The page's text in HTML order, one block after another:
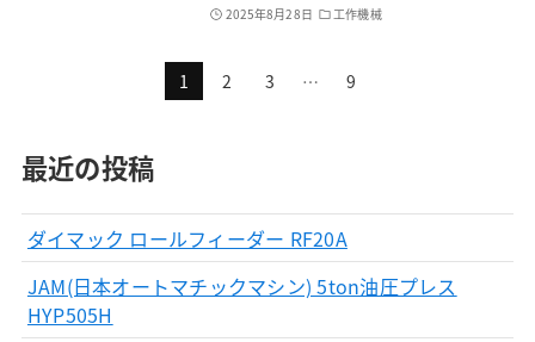
2025年8月28日 工作機械
1 2 3 … 9
最近の投稿
ダイマック ロールフィーダー RF20A
JAM(日本オートマチックマシン) 5ton油圧プレス
HYP505H